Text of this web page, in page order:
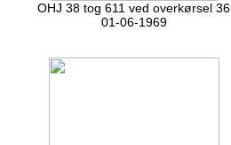
OHJ 38 tog 611 ved overkørsel 36
01-06-1969